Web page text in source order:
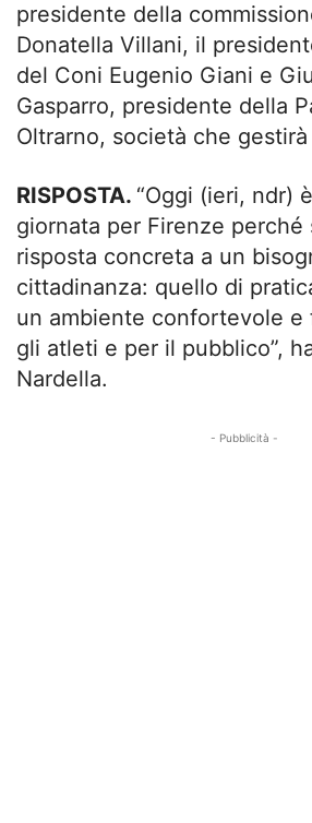
presidente della
Donatella Villani, il
del Coni Eugenio Giani e
Gasparro, presidente della
Oltrarno, società che gestirà
RISPOSTA. “Oggi (ieri, ndr)
giornata per Firenze perché
risposta concreta a un
cittadinanza: quello di
un ambiente confortevole e
gli atleti e per il pubblico”,
Nardella.
- Pubblicità -